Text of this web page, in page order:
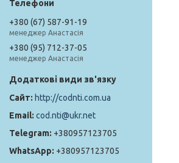
+380 (67) 587-91-19
менеджер Анастасія
+380 (95) 712-37-05
менеджер Анастасія
http://codnti.com.ua
cod.nti@ukr.net
+380957123705
+380957123705